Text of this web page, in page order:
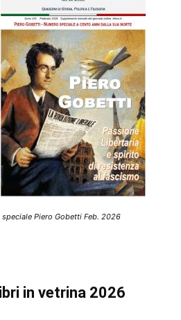
speciale Piero Gobetti Feb. 2026
in vetrina 2026